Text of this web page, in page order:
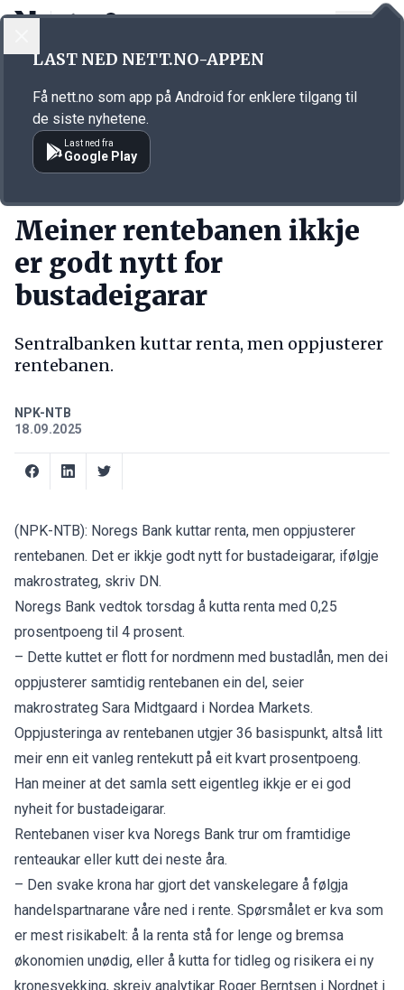
Annonsørinnhold
Meiner rentebanen ikkje
er godt nytt for
bustadeigarar
Sentralbanken kuttar renta, men oppjusterer
rentebanen.
NPK-NTB
18.09.2025
(NPK-NTB): Noregs Bank kuttar renta, men oppjusterer
rentebanen. Det er ikkje godt nytt for bustadeigarar, ifølgje
makrostrateg, skriv DN.
Noregs Bank vedtok torsdag å kutta renta med 0,25
prosentpoeng til 4 prosent.
– Dette kuttet er flott for nordmenn med bustadlån, men dei
oppjusterer samtidig rentebanen ein del, seier
makrostrateg Sara Midtgaard i Nordea Markets.
Oppjusteringa av rentebanen utgjer 36 basispunkt, altså litt
meir enn eit vanleg rentekutt på eit kvart prosentpoeng.
Han meiner at det samla sett eigentleg ikkje er ei god
nyheit for bustadeigarar.
Rentebanen viser kva Noregs Bank trur om framtidige
renteaukar eller kutt dei neste åra.
– Den svake krona har gjort det vanskelegare å følgja
handelspartnarane våre ned i rente. Spørsmålet er kva som
er mest risikabelt: å la renta stå for lenge og bremsa
økonomien unødig, eller å kutta for tidleg og risikera ei ny
kronesvekking, skreiv analytikar Roger Berntsen i Nordnet i
LAST NED NETT.NO-APPEN
Få nett.no som app på Android for enklere tilgang til
de siste nyhetene.
Last ned fra
Google Play